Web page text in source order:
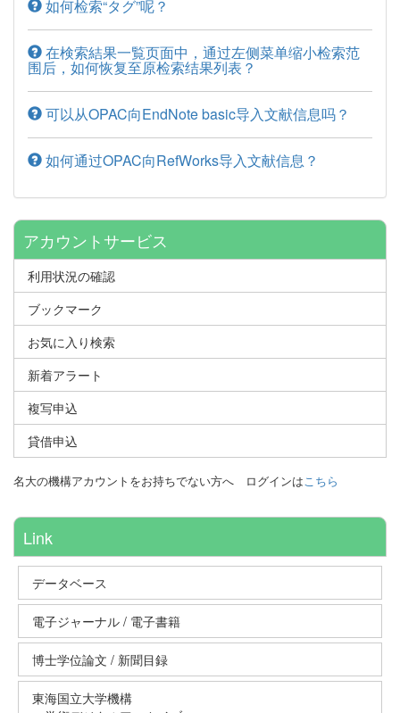
如何检索“タグ”呢？
在検索結果一覧页面中，通过左侧菜单缩小检索范
围后，如何恢复至原检索结果列表？
可以从OPAC向EndNote basic导入文献信息吗？
如何通过OPAC向RefWorks导入文献信息？
アカウントサービス
利用状況の確認
ブックマーク
お気に入り検索
新着アラート
複写申込
貸借申込
名大の機構アカウントをお持ちでない方へ ログインはこちら
Link
データベース
電子ジャーナル / 電子書籍
博士学位論文 / 新聞目録
東海国立大学機構